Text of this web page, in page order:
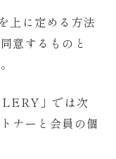
上に定める方法
意するものと
」では次
ナーと会員の個